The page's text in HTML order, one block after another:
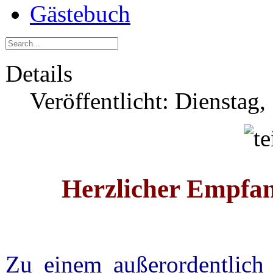
Gästebuch
Details
Veröffentlicht:
Herzlicher
Zu einem